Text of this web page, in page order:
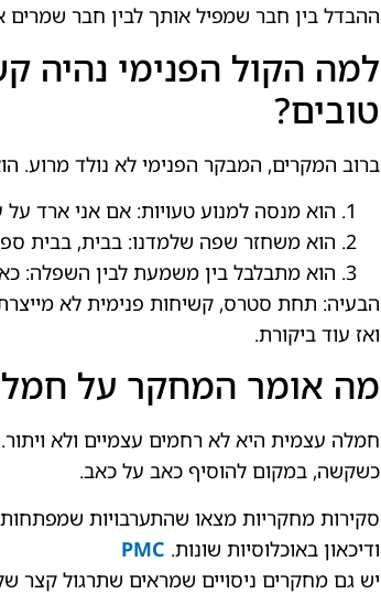
ההבדל בין חבר שמפיל אותך לבין חבר שמרים
למה הקול הפנימי נהיה
טובים?
ברוב המקרים, המבקר הפנימי לא נולד מרוע.
הוא מנסה למנוע טעויות: אם אני ארד
הוא משחזר שפה שלמדנו: בבית, בבית
הוא מתבלבל בין משמעת לבין השפלה:
הבעיה: תחת סטרס, קשיחות פנימית לא מייצרת
ואז עוד ביקורת.
מה אומר המחקר על
חמלה עצמית היא לא רחמים עצמיים ולא
כשקשה, במקום להוסיף כאב על כאב.
סקירות מחקריות מצאו שהתערבויות
ודיכאון באוכלוסיות שונות. PMC
יש גם מחקרים ניסויים שמראים שתרגול קצר